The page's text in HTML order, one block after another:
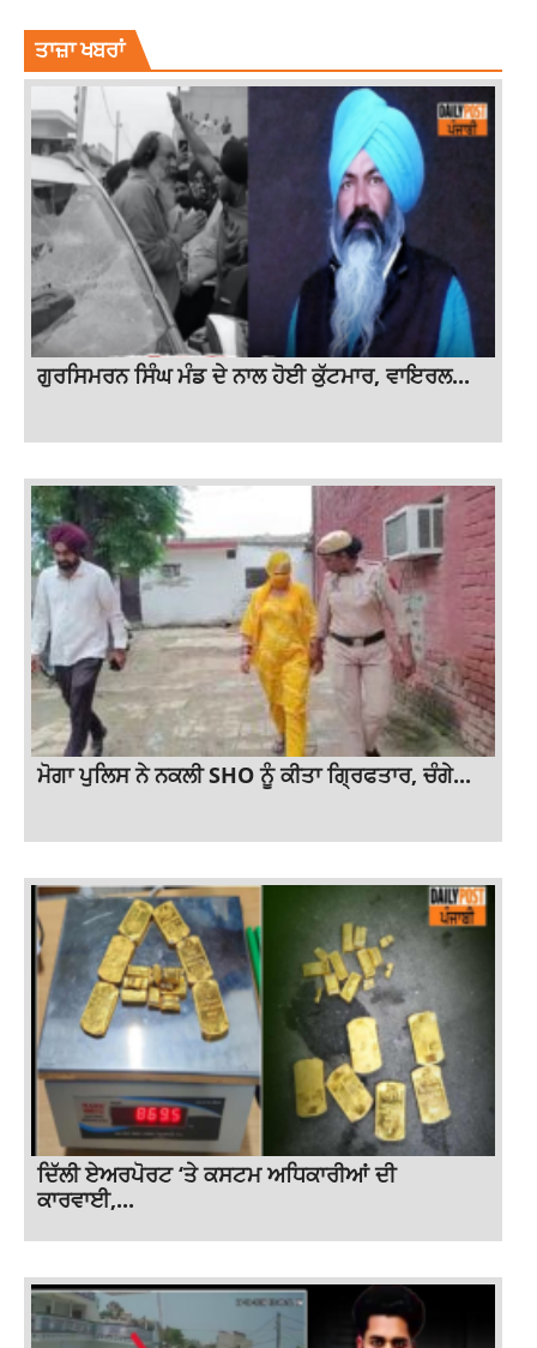
ਤਾਜ਼ਾ ਖਬਰਾਂ
ਗੁਰਸਿਮਰਨ ਸਿੰਘ ਮੰਡ ਦੇ ਨਾਲ ਹੋਈ ਕੁੱਟਮਾਰ, ਵਾਇਰਲ...
ਮੋਗਾ ਪੁਲਿਸ ਨੇ ਨਕਲੀ SHO ਨੂੰ ਕੀਤਾ ਗ੍ਰਿਫਤਾਰ, ਚੰਗੇ...
ਦਿੱਲੀ ਏਅਰਪੋਰਟ ‘ਤੇ ਕਸਟਮ ਅਧਿਕਾਰੀਆਂ ਦੀ
ਕਾਰਵਾਈ,...